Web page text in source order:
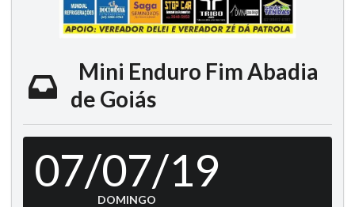
Mini Enduro Fim Abadia
de Goiás
07/07/19
DOMINGO